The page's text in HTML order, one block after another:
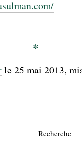
*
le 25 mai 2013,
Recherche